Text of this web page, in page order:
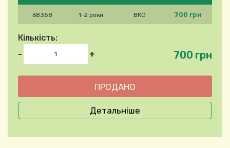
68358 1-2 роки ВКС 700 грн
Кількість:
-
+ 700 грн
Детальніше